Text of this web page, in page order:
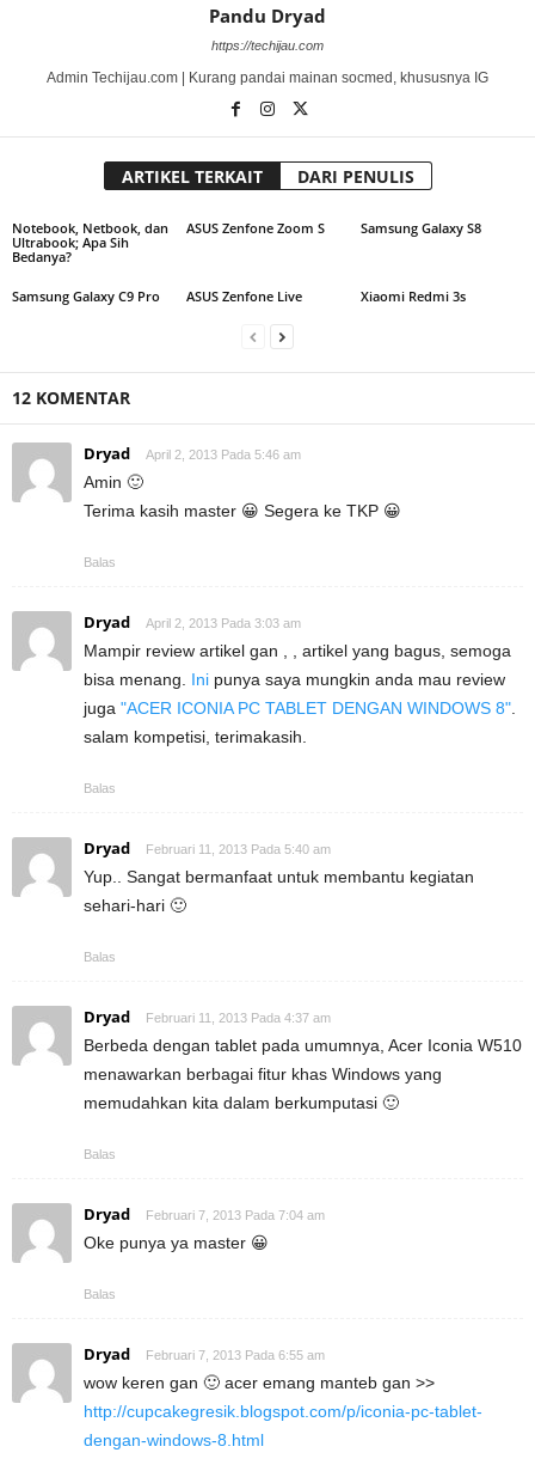
Pandu Dryad
https://techijau.com
Admin Techijau.com | Kurang pandai mainan socmed, khususnya IG
ARTIKEL TERKAIT DARI PENULIS
Notebook, Netbook, dan
Ultrabook; Apa Sih
Bedanya?
ASUS Zenfone Zoom S Samsung Galaxy S8
Samsung Galaxy C9 Pro ASUS Zenfone Live Xiaomi Redmi 3s
12 KOMENTAR
Dryad April 2, 2013 Pada 5:46 am
Amin 🙂
Terima kasih master 😀 Segera ke TKP 😀
Balas
Dryad April 2, 2013 Pada 3:03 am
Mampir review artikel gan , , artikel yang bagus, semoga
bisa menang. Ini punya saya mungkin anda mau review
juga "ACER ICONIA PC TABLET DENGAN WINDOWS 8"
salam kompetisi, terimakasih.
Balas
Dryad Februari 11, 2013 Pada 5:40 am
Yup.. Sangat bermanfaat untuk membantu kegiatan
sehari-hari 🙂
Balas
Dryad Februari 11, 2013 Pada 4:37 am
Berbeda dengan tablet pada umumnya, Acer Iconia W510
menawarkan berbagai fitur khas Windows yang
memudahkan kita dalam berkumputasi 🙂
Balas
Dryad Februari 7, 2013 Pada 7:04 am
Oke punya ya master 😀
Balas
Dryad Februari 7, 2013 Pada 6:55 am
wow keren gan 🙂 acer emang manteb gan >>
http://cupcakegresik.blogspot.com/p/iconia-pc-tablet-
dengan-windows-8.html